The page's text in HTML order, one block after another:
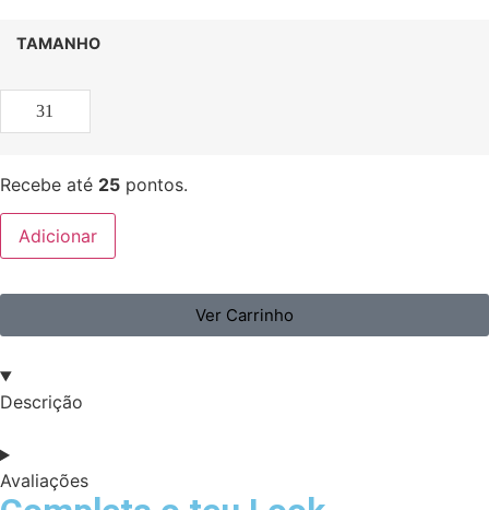
TAMANHO
31
Recebe até 25 pontos.
Adicionar
Ver Carrinho
Descrição
Avaliações